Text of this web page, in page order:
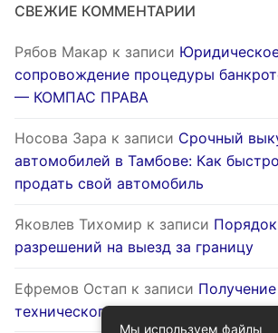
СВЕЖИЕ КОММЕНТАРИИ
Рябов Макар к записи
сопровождение процедуры
— КОМПАС ПРАВА
Носова Зара к записи Срочный
автомобилей в Тамбове: Как
продать свой автомобиль
Яковлев Тихомир к записи
разрешений на выезд за границу
Ефремов Остап к записи
технического паспорта на жилой
Мы используем файлы